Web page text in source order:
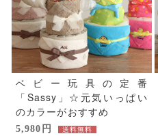
ベビー玩具の定番
「Sassy」☆元気いっぱい
のカラーがおすすめ
5,980円 送料無料